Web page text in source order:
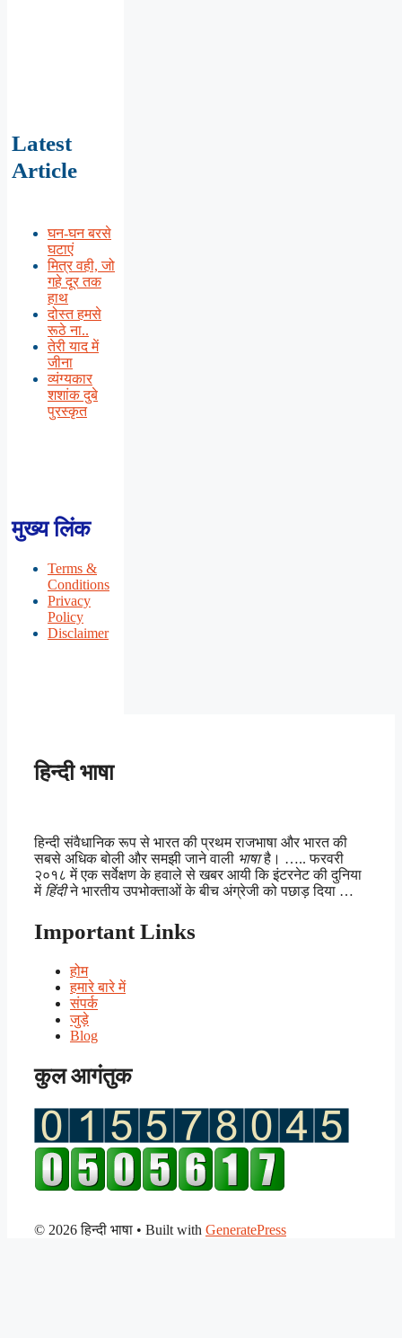
Latest
Article
घन-घन बरसे
घटाएं
मित्र वही, जो
गहे दूर तक
हाथ
दोस्त हमसे
रूठे ना..
तेरी याद में
जीना
व्यंग्यकार
शशांक दुबे
पुरस्कृत
मुख्य लिंक
Terms &
Conditions
Privacy
Policy
Disclaimer
हिन्दी भाषा
हिन्दी संवैधानिक रूप से भारत की प्रथम राजभाषा और भारत की
सबसे अधिक बोली और समझी जाने वाली भाषाहै। ….. फरवरी
२०१८ में एक सर्वेक्षण के हवाले से खबर आयी कि इंटरनेट की दुनिया
में हिंदीने भारतीय उपभोक्ताओं के बीच अंग्रेजी को पछाड़ दिया …
Important Links
होम
हमारे बारे में
संपर्क
जुड़े
Blog
कुल आगंतुक
© 2026 हिन्दी भाषा • Built with GeneratePress